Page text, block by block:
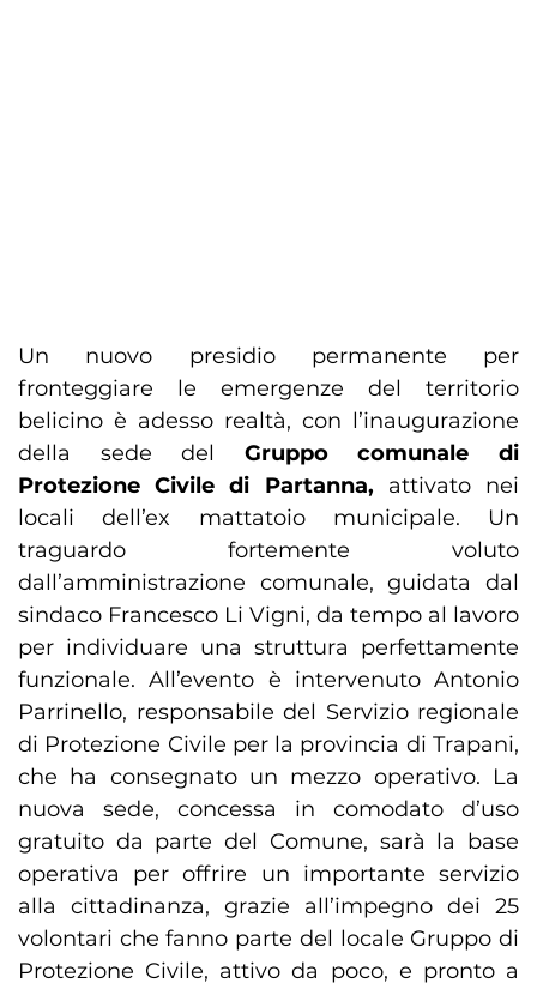
Un nuovo presidio permanente per
fronteggiare le emergenze del territorio
belicino è adesso realtà, con l’inaugurazione
della sede del Gruppo comunale di
Protezione Civile di Partanna, attivato nei
locali dell’ex mattatoio municipale. Un
traguardo fortemente voluto
dall’amministrazione comunale, guidata dal
sindaco Francesco Li Vigni, da tempo al lavoro
per individuare una struttura perfettamente
funzionale. All’evento è intervenuto Antonio
Parrinello, responsabile del Servizio regionale
di Protezione Civile per la provincia di Trapani,
che ha consegnato un mezzo operativo. La
nuova sede, concessa in comodato d’uso
gratuito da parte del Comune, sarà la base
operativa per offrire un importante servizio
alla cittadinanza, grazie all’impegno dei 25
volontari che fanno parte del locale Gruppo di
Protezione Civile, attivo da poco, e pronto a